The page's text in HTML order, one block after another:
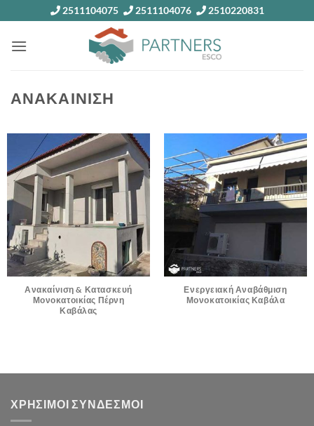
to
content
2511104075 2511104076 2510220831
ΑΝΑΚΑΙΝΙΣΗ
Ανακαίνιση & Κατασκευή
Μονοκατοικίας Πέρνη
Καβάλας
Ενεργειακή Αναβάθμιση
Μονοκατοικίας Καβάλα
ΧΡΗΣΙΜΟΙ ΣΥΝΔΕΣΜΟΙ